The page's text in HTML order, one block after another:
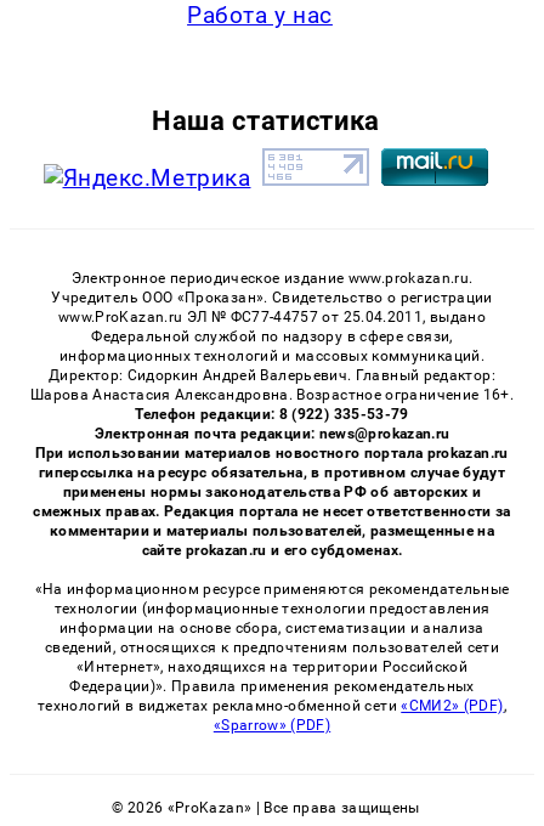
Работа у нас
Наша статистика
Электронное периодическое издание www.prokazan.ru.
Учредитель ООО «Проказан». Cвидетельство о регистрации
www.ProKazan.ru ЭЛ № ФС77-44757 от 25.04.2011, выдано
Федеральной службой по надзору в сфере связи,
информационных технологий и массовых коммуникаций.
Директор: Сидоркин Андрей Валерьевич. Главный редактор:
Шарова Анастасия Александровна. Возрастное ограничение 16+.
Телефон редакции: 8 (922) 335-53-79
Электронная почта редакции: news@prokazan.ru
При использовании материалов новостного портала prokazan.ru
гиперссылка на ресурс обязательна, в противном случае будут
применены нормы законодательства РФ об авторских и
смежных правах. Редакция портала не несет ответственности за
комментарии и материалы пользователей, размещенные на
сайте prokazan.ru и его субдоменах.
«На информационном ресурсе применяются рекомендательные
технологии (информационные технологии предоставления
информации на основе сбора, систематизации и анализа
сведений, относящихся к предпочтениям пользователей сети
«Интернет», находящихся на территории Российской
Федерации)». Правила применения рекомендательных
технологий в виджетах рекламно-обменной сети«СМИ2» (PDF),
«Sparrow» (PDF)
© 2026 «ProKazan» | Все права защищены